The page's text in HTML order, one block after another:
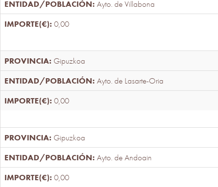
Ayto. de Villabona
0,00
Gipuzkoa
Ayto. de Lasarte-Oria
0,00
Gipuzkoa
Ayto. de Andoain
0,00